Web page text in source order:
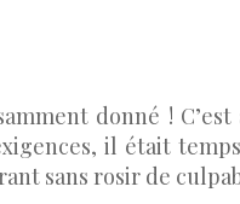
donné !
il était
sans rosir de